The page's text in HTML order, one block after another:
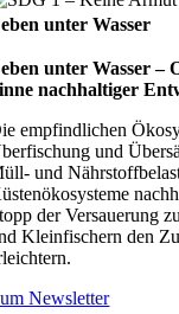
unter Wasser
unter Wasser –
nach­hal­ti­ger
empfindlichen
und
und
der Versauerung
Kleinfischern den
Newsletter